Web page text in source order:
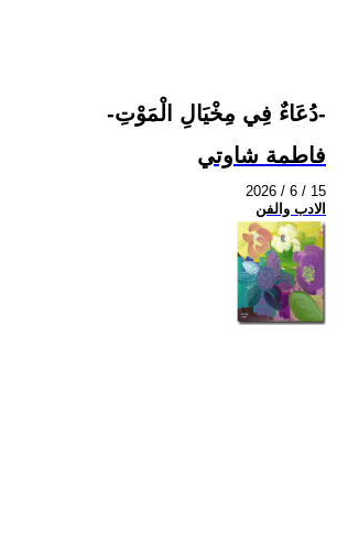
-دُعَاءٌ فِي مِخْيَالِ الْمَوْتِ-
فاطمة شاوتي
2026 / 6 / 15
الادب والفن